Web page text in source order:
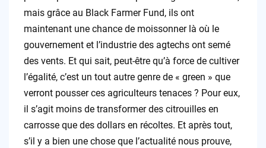
mais grâce au Black Farmer Fund, ils ont
maintenant une chance de moissonner là où le
gouvernement et l’industrie des agtechs ont semé
des vents. Et qui sait, peut-être qu’à force de cultiver
l’égalité, c’est un tout autre genre de « green » que
verront pousser ces agriculteurs tenaces ? Pour eux,
il s’agit moins de transformer des citrouilles en
carrosse que des dollars en récoltes. Et après tout,
s’il y a bien une chose que l’actualité nous prouve,